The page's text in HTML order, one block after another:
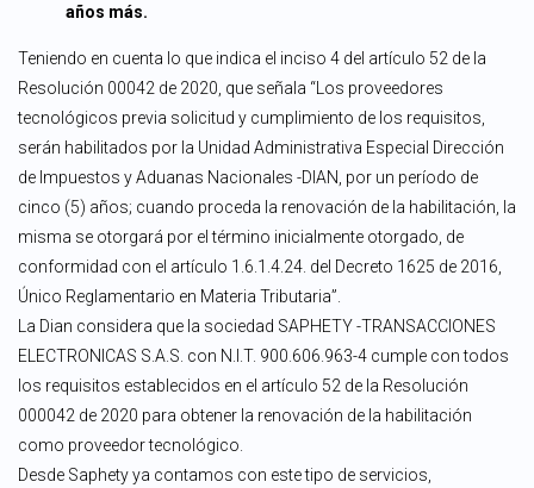
años más.
Teniendo en cuenta lo que indica el inciso 4 del artículo 52 de la
Resolución 00042 de 2020, que señala “Los proveedores
tecnológicos previa solicitud y cumplimiento de los requisitos,
serán habilitados por la Unidad Administrativa Especial Dirección
de Impuestos y Aduanas Nacionales -DIAN, por un período de
cinco (5) años; cuando proceda la renovación de la habilitación, la
misma se otorgará por el término inicialmente otorgado, de
conformidad con el artículo 1.6.1.4.24. del Decreto 1625 de 2016,
Único Reglamentario en Materia Tributaria”.
La Dian considera que la sociedad SAPHETY -TRANSACCIONES
ELECTRONICAS S.A.S. con N.I.T. 900.606.963-4 cumple con todos
los requisitos establecidos en el artículo 52 de la Resolución
000042 de 2020 para obtener la renovación de la habilitación
como proveedor tecnológico.
Desde Saphety ya contamos con este tipo de servicios,